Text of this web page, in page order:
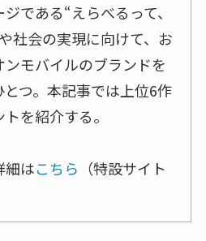
である“えらべるって、
社会の実現に向けて、お
モバイルのブランドを
つ。本記事では上位6作
を紹介する。
細はこちら （特設サイト